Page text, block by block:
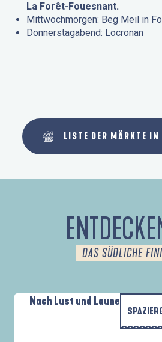
La Forêt-Fouesnant.
Mittwochmorgen: Beg Meil in
Donnerstagabend: Locronan
LISTE DER MÄRKTE
DAS SÜDLICHE
Nach Lust und Laune